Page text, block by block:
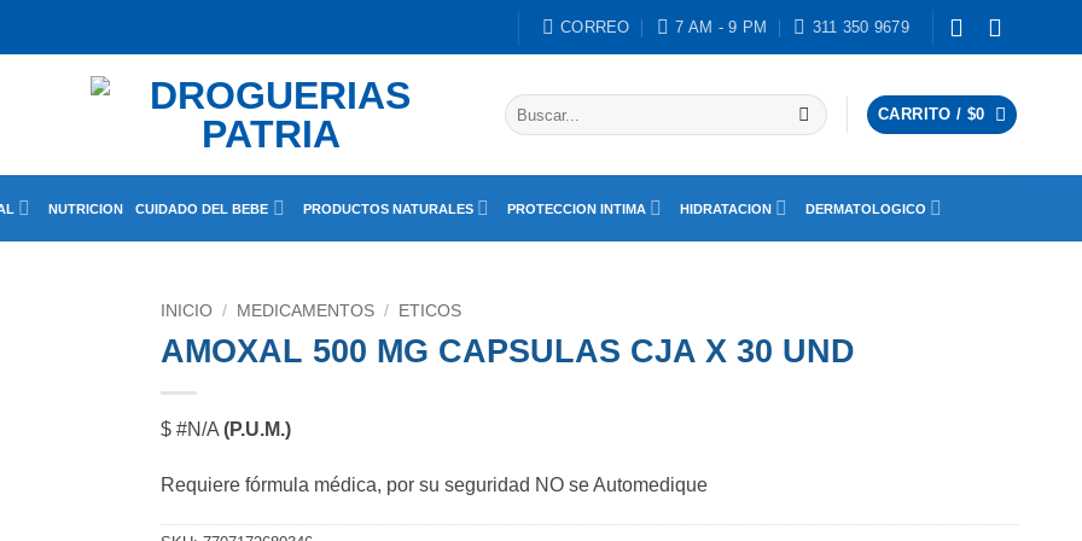
CORREO 7 AM - 9 PM 311 350 9679
Buscar
por:
CARRITO / $0
NUTRICION CUIDADO DEL BEBE PRODUCTOS NATURALES PROTECCION INTIMA HIDRATACION DERMATOLOGICO
INICIO / MEDICAMENTOS / ETICOS
AMOXAL 500 MG CAPSULAS CJA X 30 UND
$ #N/A(P.U.M.)
Requiere fórmula médica, por su seguridad NO se Automedique